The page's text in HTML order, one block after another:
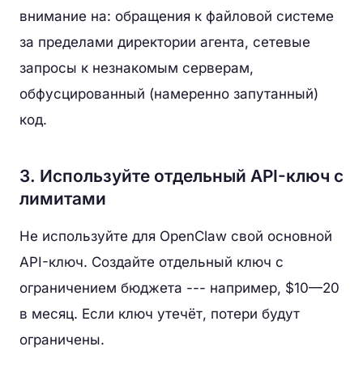
внимание на: обращения к файловой системе
за пределами директории агента, сетевые
запросы к незнакомым серверам,
обфусцированный (намеренно запутанный)
код.
3. Используйте отдельный API-ключ с
лимитами
Не используйте для OpenClaw свой основной
API-ключ. Создайте отдельный ключ с
ограничением бюджета --- например, $10—20
в месяц. Если ключ утечёт, потери будут
ограничены.